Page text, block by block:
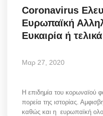
Coronavirus
Ευρωπαϊκή
Ευκαιρία ή
Μαρ 27, 2020
Η επιδημία του κορωναϊού
πορεία της ιστορίας.
καθώς και η ευρωπαϊκή